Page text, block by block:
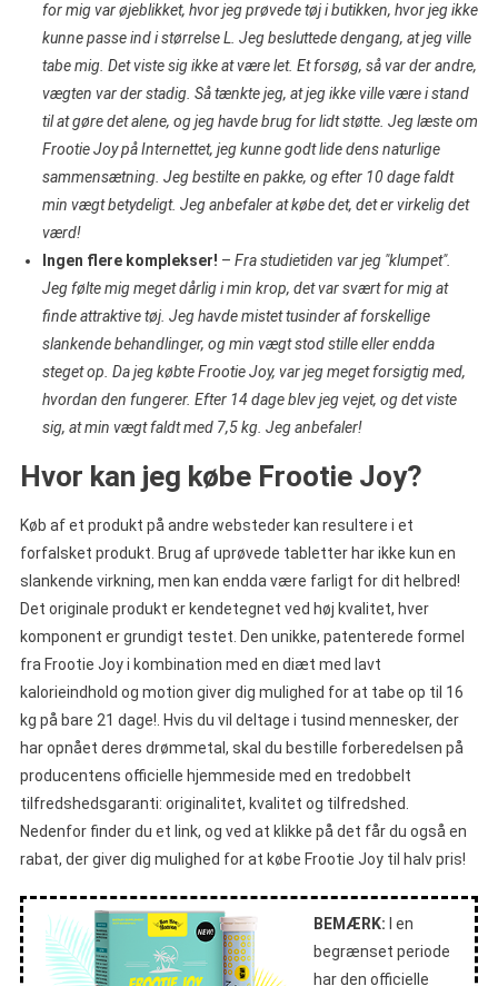
for mig var øjeblikket, hvor jeg prøvede tøj i butikken, hvor jeg ikke
kunne passe ind i størrelse L. Jeg besluttede dengang, at jeg ville
tabe mig. Det viste sig ikke at være let. Et forsøg, så var der andre,
vægten var der stadig. Så tænkte jeg, at jeg ikke ville være i stand
til at gøre det alene, og jeg havde brug for lidt støtte. Jeg læste om
Frootie Joy på Internettet, jeg kunne godt lide dens naturlige
sammensætning. Jeg bestilte en pakke, og efter 10 dage faldt
min vægt betydeligt. Jeg anbefaler at købe det, det er virkelig det
værd!
Ingen flere komplekser! – Fra studietiden var jeg "klumpet".
Jeg følte mig meget dårlig i min krop, det var svært for mig at
finde attraktive tøj. Jeg havde mistet tusinder af forskellige
slankende behandlinger, og min vægt stod stille eller endda
steget op. Da jeg købte Frootie Joy, var jeg meget forsigtig med,
hvordan den fungerer. Efter 14 dage blev jeg vejet, og det viste
sig, at min vægt faldt med 7,5 kg. Jeg anbefaler!
Hvor kan jeg købe Frootie Joy?
Køb af et produkt på andre websteder kan resultere i et
forfalsket produkt. Brug af uprøvede tabletter har ikke kun en
slankende virkning, men kan endda være farligt for dit helbred!
Det originale produkt er kendetegnet ved høj kvalitet, hver
komponent er grundigt testet. Den unikke, patenterede formel
fra Frootie Joy i kombination med en diæt med lavt
kalorieindhold og motion giver dig mulighed for at tabe op til 16
kg på bare 21 dage!. Hvis du vil deltage i tusind mennesker, der
har opnået deres drømmetal, skal du bestille forberedelsen på
producentens officielle hjemmeside med en tredobbelt
tilfredshedsgaranti: originalitet, kvalitet og tilfredshed.
Nedenfor finder du et link, og ved at klikke på det får du også en
rabat, der giver dig mulighed for at købe Frootie Joy til halv pris!
BEMÆRK: I en
begrænset periode
har den officielle